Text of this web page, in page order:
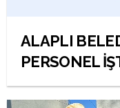
ALAPLI
PERSONEL